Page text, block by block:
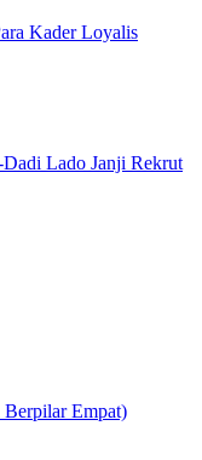
Kader Loyalis
Lado Janji Rekrut
Berpilar Empat)